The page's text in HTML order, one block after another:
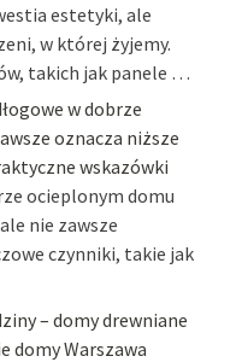
estetyki, ale
w której żyjemy.
takich jak panele …
w dobrze
oznacza niższe
wskazówki
ocieplonym domu
nie zawsze
czynniki, takie jak
– domy drewniane
domy Warszawa